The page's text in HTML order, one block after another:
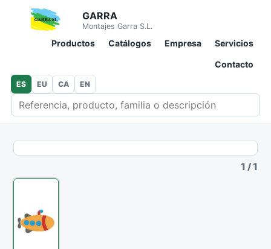
GARRA
Montajes Garra S.L.
Productos Catálogos Empresa Servicios
Contacto
Buscar en catálogo
ES EU CA EN
1 /1